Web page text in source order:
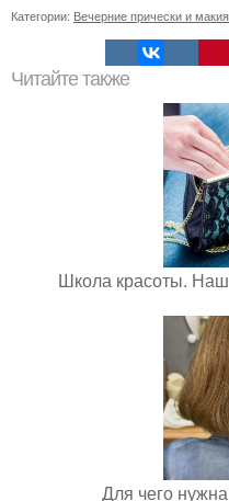
Категории: Вечерние прически и
Читайте также
Школа красоты. Наш
Для чего